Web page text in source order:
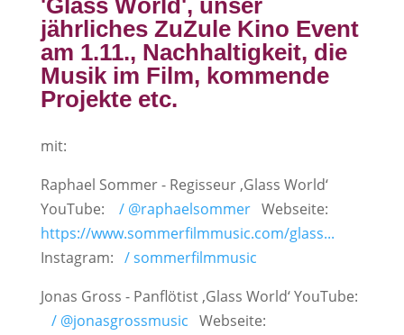
'Glass World', unser
jährliches ZuZule Kino Event
am 1.11., Nachhaltigkeit, die
Musik im Film, kommende
Projekte etc.
mit:
Raphael Sommer - Regisseur ‚Glass World‘
YouTube:
/ @raphaelsommer Webseite:
https://www.sommerfilmmusic.com/glass...
Instagram: / sommerfilmmusic
Jonas Gross - Panflötist ‚Glass World‘ YouTube:
/ @jonasgrossmusic Webseite: